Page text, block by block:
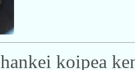
hankei koipea